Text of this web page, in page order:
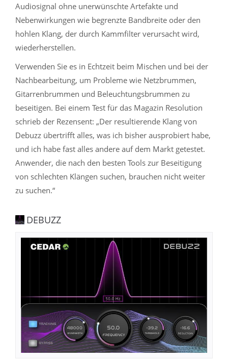
Audiosignal ohne unerwünschte Artefakte und
Nebenwirkungen wie begrenzte Bandbreite oder den
hohlen Klang, der durch Kammfilter verursacht wird,
wiederherstellen.
Verwenden Sie es in Echtzeit beim Mischen und bei der
Nachbearbeitung, um Probleme wie Netzbrummen,
Gitarrenbrummen und Beleuchtungsbrummen zu
beseitigen. Bei einem Test für das Magazin Resolution
schrieb der Rezensent: „Der resultierende Klang von
Debuzz übertrifft alles, was ich bisher ausprobiert habe,
und ich habe fast alles andere auf dem Markt getestet.
Anwender, die nach den besten Tools zur Beseitigung
von schlechten Klängen suchen, brauchen nicht weiter
zu suchen.“
DEBUZZ